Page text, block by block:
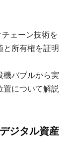
ェーン技術を
と所有権を証明
機バブルから実
置について解説
ジタル資産